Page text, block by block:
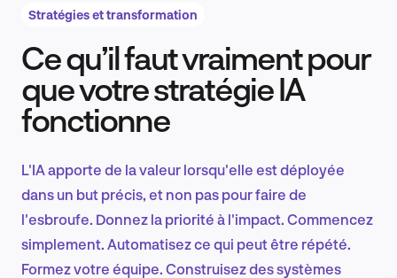
Recherche et conception produit
EN
Stratégies et transformation
Ce qu’il faut vraiment pour
que votre stratégie IA
fonctionne
L'IA apporte de la valeur lorsqu'elle est déployée
dans un but précis, et non pas pour faire de
l'esbroufe. Donnez la priorité à l'impact. Commencez
simplement. Automatisez ce qui peut être répété.
Formez votre équipe. Construisez des systèmes